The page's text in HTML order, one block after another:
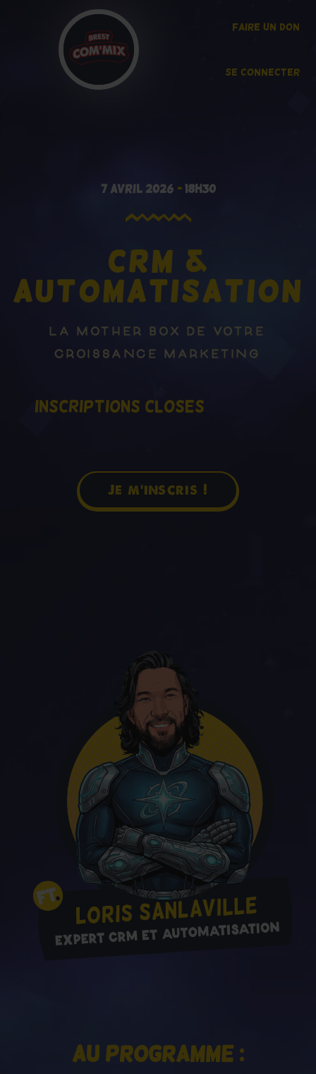
faire un don
Se connecter
7 avril 2026 -18h30
CRM &
automatisation
La mother box de votre
croissance marketing
Inscriptions closes
Je m'inscris !
Au programme :